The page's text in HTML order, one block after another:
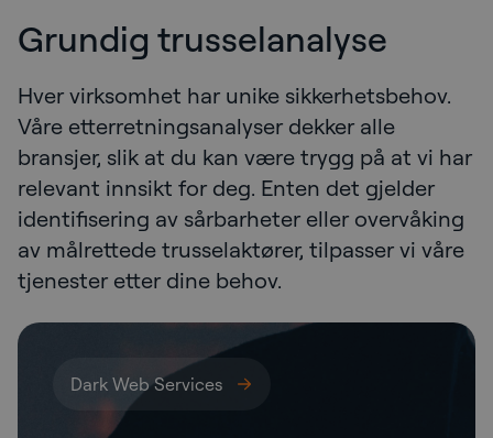
Grundig trusselanalyse
Hver virksomhet har unike sikkerhetsbehov.
Våre etterretningsanalyser dekker alle
bransjer, slik at du kan være trygg på at vi har
relevant innsikt for deg. Enten det gjelder
identifisering av sårbarheter eller overvåking
av målrettede trusselaktører, tilpasser vi våre
tjenester etter dine behov.
Dark Web Services